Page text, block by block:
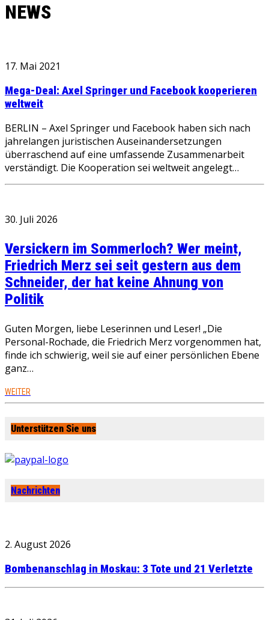
NEWS
17. Mai 2021
Mega-Deal: Axel Springer und Facebook kooperieren
weltweit
BERLIN – Axel Springer und Facebook haben sich nach
jahrelangen juristischen Auseinandersetzungen
überraschend auf eine umfassende Zusammenarbeit
verständigt. Die Kooperation sei weltweit angelegt…
30. Juli 2026
Versickern im Sommerloch? Wer meint,
Friedrich Merz sei seit gestern aus dem
Schneider, der hat keine Ahnung von
Politik
Guten Morgen, liebe Leserinnen und Leser! „Die
Personal-Rochade, die Friedrich Merz vorgenommen hat,
finde ich schwierig, weil sie auf einer persönlichen Ebene
ganz…
WEITER
Unterstützen Sie uns
Nachrichten
2. August 2026
Bombenanschlag in Moskau: 3 Tote und 21 Verletzte